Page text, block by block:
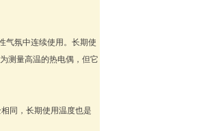
气氛中连续使用。长期使
测量高温的热电偶，但它
同，长期使用温度也是